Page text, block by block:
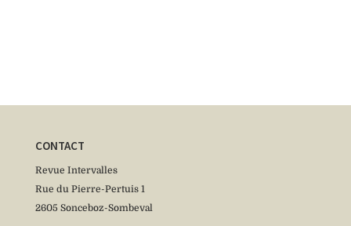
CONTACT
Revue Intervalles
Rue du Pierre-Pertuis 1
2605 Sonceboz-Sombeval